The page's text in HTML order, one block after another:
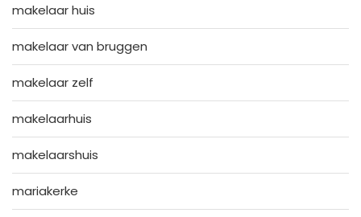
makelaar huis
makelaar van bruggen
makelaar zelf
makelaarhuis
makelaarshuis
mariakerke